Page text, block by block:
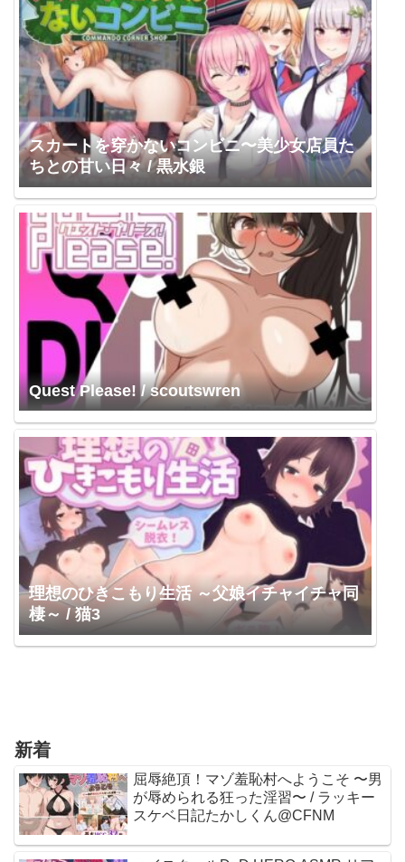
スカートを穿かないコンビニ〜美少女店員た
ちとの甘い日々 / 黒水銀
Quest Please! / scoutswren
理想のひきこもり生活 ～父娘イチャイチャ同
棲～ / 猫3
新着
屈辱絶頂！マゾ羞恥村へようこそ 〜男
が辱められる狂った淫習〜 / ラッキー
スケベ日記たかしくん@CFNM